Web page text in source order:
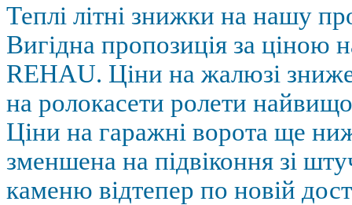
Теплі літні знижки на нашу
Вигідна пропозиція за ціною
REHAU. Ціни на жалюзі
на ролокасети ролети
Ціни на гаражні ворота ще
зменшена на підвіконня зі
каменю відтепер по новій